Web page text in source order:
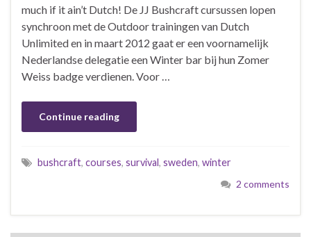
much if it ain’t Dutch! De JJ Bushcraft cursussen lopen
synchroon met de Outdoor trainingen van Dutch
Unlimited en in maart 2012 gaat er een voornamelijk
Nederlandse delegatie een Winter bar bij hun Zomer
Weiss badge verdienen. Voor …
Continue reading
bushcraft, courses, survival, sweden, winter
2 comments